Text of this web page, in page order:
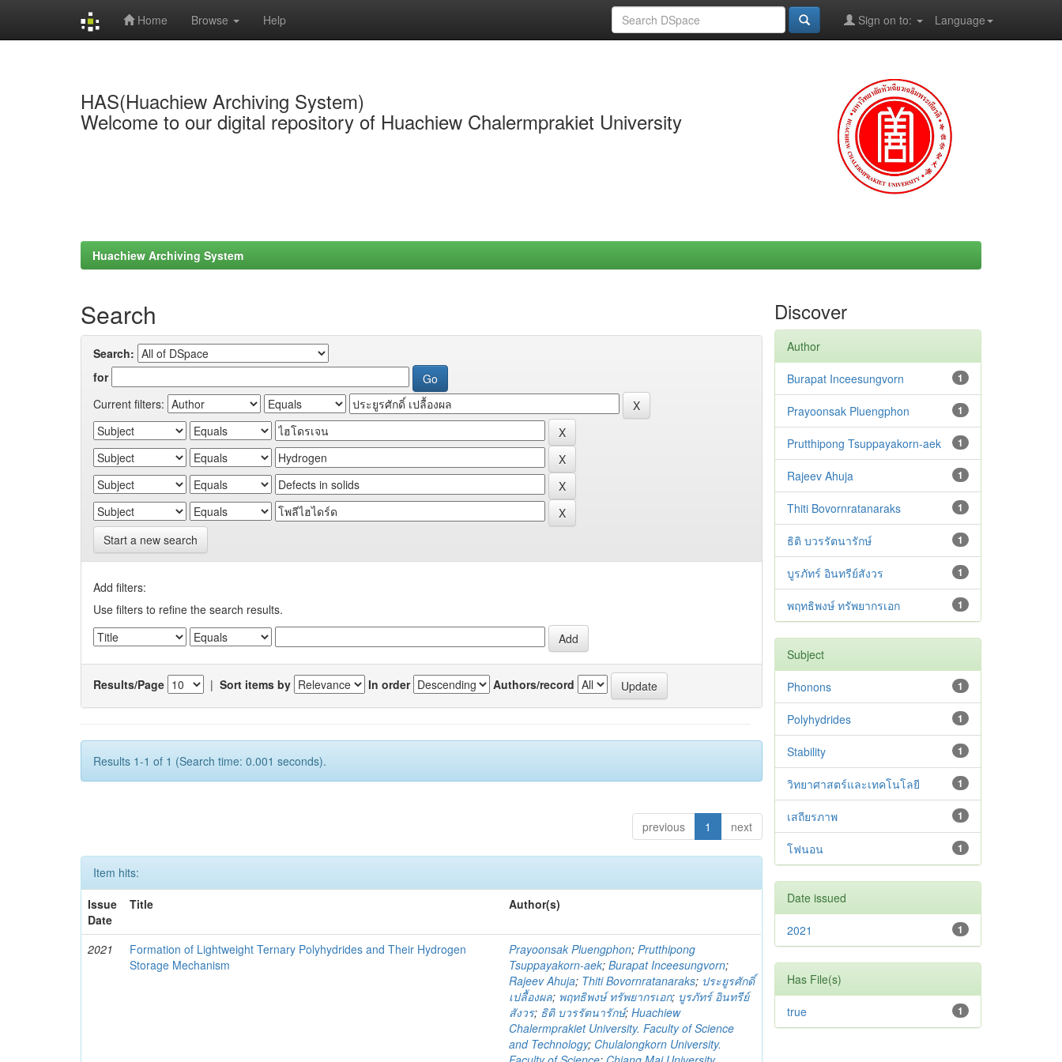
Home Browse Help Language
Sign on to:
HAS(Huachiew Archiving System)
Welcome to our digital repository of Huachiew Chalermprakiet University
Huachiew Archiving System
Search
Search:
for
Current filters:
Start a new search
Add filters:
Use filters to refine the search results.
Results/Page | Sort items by In order Authors/record
Results 1-1 of 1 (Search time: 0.001 seconds).
previous 1 next
Item hits:
Issue
Date
Title Author(s)
2021
Formation of Lightweight Ternary Polyhydrides and Their Hydrogen
Storage Mechanism
Prayoonsak Pluengphon;Prutthipong
Tsuppayakorn-aek;Burapat Inceesungvorn;
Rajeev Ahuja; Thiti Bovornratanaraks; ประยูรศักดิ์
เปลื้องผล; พฤทธิพงษ์ ทรัพยากรเอก; บูรภัทร์ อินทรีย์
สังวร; ธิติ บวรรัตนารักษ์;Huachiew
Chalermprakiet University. Faculty of Science
and Technology; Chulalongkorn University.
Discover
Author
1
Burapat Inceesungvorn
1
Prayoonsak Pluengphon
1
Prutthipong Tsuppayakorn-aek
1
Rajeev Ahuja
1
Thiti Bovornratanaraks
1
ธิติ บวรรัตนารักษ์
1
บูรภัทร์ อินทรีย์สังวร
1
พฤทธิพงษ์ ทรัพยากรเอก
Subject
1
Phonons
1
Polyhydrides
1
Stability
1
วิทยาศาสตร์และเทคโนโลยี
1
เสถียรภาพ
1
โฟนอน
Date issued
1
2021
Has File(s)
1
true